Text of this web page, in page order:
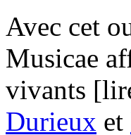
Avec cet
Musicae
vivants
Durieux et